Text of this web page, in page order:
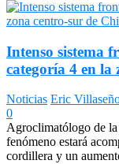
Intenso sistema
categoría 4 en la
Noticias Eric
0
Agroclimatólogo de
fenómeno estará
cordillera y un